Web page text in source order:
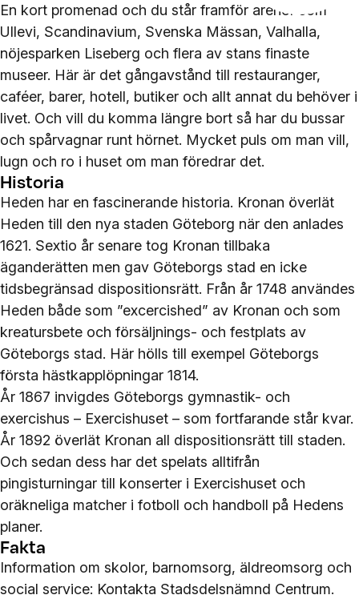
En kort promenad och du står framför arenor som
Ullevi, Scandinavium, Svenska Mässan, Valhalla,
nöjesparken Liseberg och flera av stans finaste
museer. Här är det gångavstånd till restauranger,
caféer, barer, hotell, butiker och allt annat du behöver i
livet. Och vill du komma längre bort så har du bussar
och spårvagnar runt hörnet. Mycket puls om man vill,
lugn och ro i huset om man föredrar det.
Historia
Heden har en fascinerande historia. Kronan överlät
Heden till den nya staden Göteborg när den anlades
1621. Sextio år senare tog Kronan tillbaka
äganderätten men gav Göteborgs stad en icke
tidsbegränsad dispositionsrätt. Från år 1748 användes
Heden både som ”excercished” av Kronan och som
kreatursbete och försäljnings- och festplats av
Göteborgs stad. Här hölls till exempel Göteborgs
första hästkapplöpningar 1814.
År 1867 invigdes Göteborgs gymnastik- och
exercishus – Exercishuset – som fortfarande står kvar.
År 1892 överlät Kronan all dispositionsrätt till staden.
Och sedan dess har det spelats alltifrån
pingisturningar till konserter i Exercishuset och
oräkneliga matcher i fotboll och handboll på Hedens
planer.
Fakta
Information om skolor, barnomsorg, äldreomsorg och
social service: Kontakta Stadsdelsnämnd Centrum.